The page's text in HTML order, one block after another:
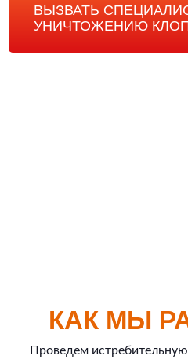
ВЫЗВАТЬ
УНИЧТОЖЕНИЮ
КАК МЫ
Проведем